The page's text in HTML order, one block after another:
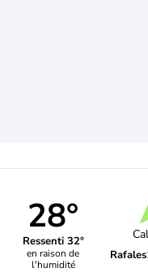
28°
Ressenti 32°
en raison de
l'humidité
Rafales